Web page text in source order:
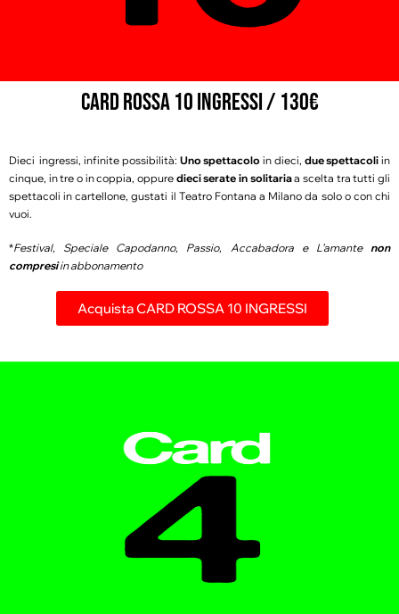
CARD ROSSA 10 INGRESSI / 130€
Dieci ingressi, infinite possibilità: Uno spettacolo in dieci, due spettacoli in
cinque, in tre o in coppia, oppure dieci serate in solitariaa scelta tra tutti gli
spettacoli in cartellone, gustati il Teatro Fontana a Milano da solo o con chi
vuoi.
*Festival, Speciale Capodanno, Passio, Accabadora e L’amante non
compresiin abbonamento
Acquista CARD ROSSA 10 INGRESSI